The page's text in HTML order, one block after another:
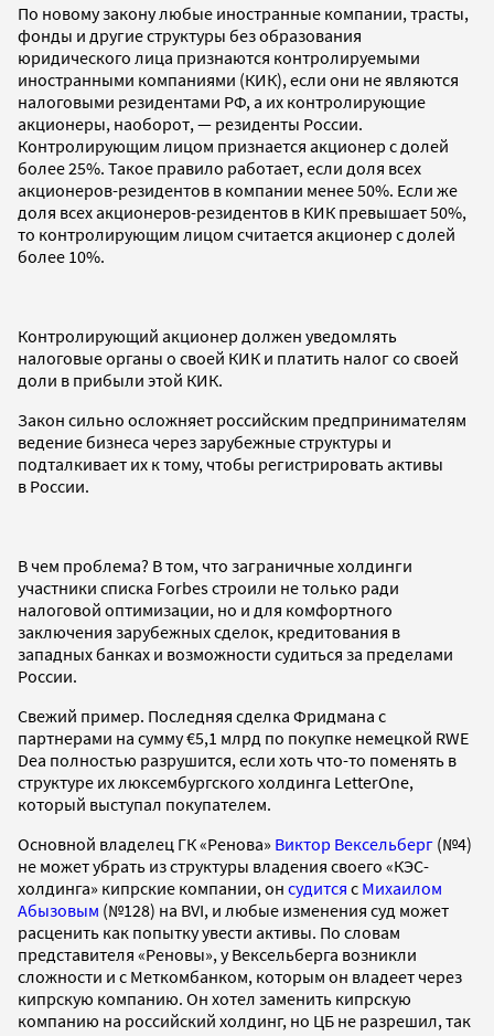
По новому закону любые иностранные компании, трасты,
фонды и другие структуры без образования
юридического лица признаются контролируемыми
иностранными компаниями (КИК), если они не являются
налоговыми резидентами РФ, а их контролирующие
акционеры, наоборот, — резиденты России.
Контролирующим лицом признается акционер с долей
более 25%. Такое правило работает, если доля всех
акционеров-резидентов в компании менее 50%. Если же
доля всех акционеров-резидентов в КИК превышает 50%,
то контролирующим лицом считается акционер с долей
более 10%.
Контролирующий акционер должен уведомлять
налоговые органы о своей КИК и платить налог со своей
доли в прибыли этой КИК.
Закон сильно осложняет российским предпринимателям
ведение бизнеса через зарубежные структуры и
подталкивает их к тому, чтобы регистрировать активы
в России.
В чем проблема? В том, что заграничные холдинги
участники списка Forbes строили не только ради
налоговой оптимизации, но и для комфортного
заключения зарубежных сделок, кредитования в
западных банках и возможности судиться за пределами
России.
Свежий пример. Последняя сделка Фридмана с
партнерами на сумму €5,1 млрд по покупке немецкой RWE
Dea полностью разрушится, если хоть что-то поменять в
структуре их люксембургского холдинга LetterOne,
который выступал покупателем.
Основной владелец ГК «Ренова» Виктор Вексельберг (№4)
не может убрать из структуры владения своего «КЭС-
холдинга» кипрские компании, он судится с Михаилом
Абызовым (№128) на BVI, и любые изменения суд может
расценить как попытку увести активы. По словам
представителя «Реновы», у Вексельберга возникли
сложности и с Меткомбанком, которым он владеет через
кипрскую компанию. Он хотел заменить кипрскую
компанию на российский холдинг, но ЦБ не разрешил, так